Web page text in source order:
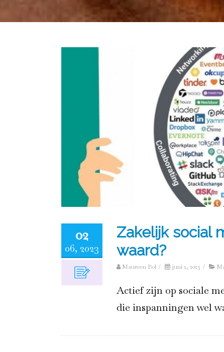
02
06, 2023
Zakelijk social
waard?
Maureen Bol / juni 2, 2023 /
Actief zijn op sociale
die inspanningen wel